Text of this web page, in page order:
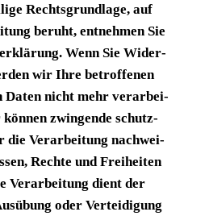
Rechts­grund­la­ge, auf
beruht, ent­neh­men Sie
Wenn Sie Wider­
wir Ihre betrof­fe­nen
Daten nicht mehr ver­ar­bei­
kön­nen zwin­gen­de schutz­
die Ver­ar­bei­tung nach­wei­
Rech­te und Frei­hei­ten
Ver­ar­bei­tung dient der
oder Ver­tei­di­gung